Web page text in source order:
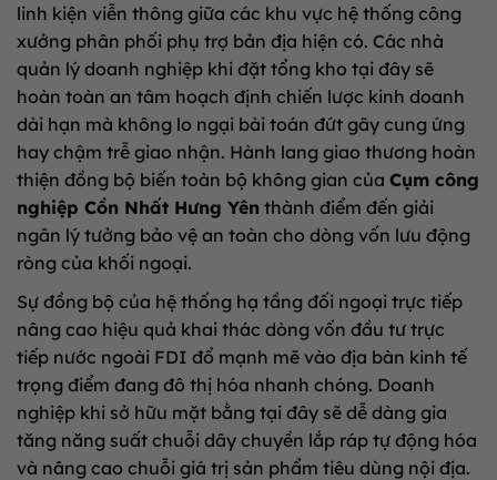
linh kiện viễn thông giữa các khu vực hệ thống công
xưởng phân phối phụ trợ bản địa hiện có. Các nhà
quản lý doanh nghiệp khi đặt tổng kho tại đây sẽ
hoàn toàn an tâm hoạch định chiến lược kinh doanh
dài hạn mà không lo ngại bài toán đứt gãy cung ứng
hay chậm trễ giao nhận. Hành lang giao thương hoàn
thiện đồng bộ biến toàn bộ không gian của Cụm công
nghiệp Cồn Nhất Hưng Yên thành điểm đến giải
ngân lý tưởng bảo vệ an toàn cho dòng vốn lưu động
ròng của khối ngoại.
Sự đồng bộ của hệ thống hạ tầng đối ngoại trực tiếp
nâng cao hiệu quả khai thác dòng vốn đầu tư trực
tiếp nước ngoài FDI đổ mạnh mẽ vào địa bàn kinh tế
trọng điểm đang đô thị hóa nhanh chóng. Doanh
nghiệp khi sở hữu mặt bằng tại đây sẽ dễ dàng gia
tăng năng suất chuỗi dây chuyền lắp ráp tự động hóa
và nâng cao chuỗi giá trị sản phẩm tiêu dùng nội địa.